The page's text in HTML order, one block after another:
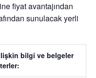
fiyat avantajından
sunulacak yerli
bilgi ve belgeler